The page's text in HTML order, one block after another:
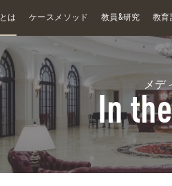
とは ケースメソッド 教員&研究 教育
メデ
In